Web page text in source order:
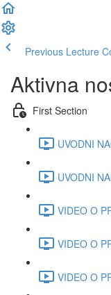
Previous Lecture
Aktivna
First Section
UVODNI
UVODNI
VIDEO O
VIDEO O
VIDEO O